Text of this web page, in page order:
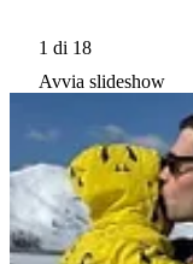
1 di 18
Avvia slideshow